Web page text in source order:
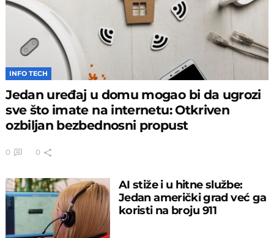
INFO TECH
Jedan uređaj u domu mogao bi da ugrozi
sve što imate na internetu: Otkriven
ozbiljan bezbednosni propust
0 0
AI stiže i u hitne službe:
Jedan američki grad već ga
koristi na broju 911